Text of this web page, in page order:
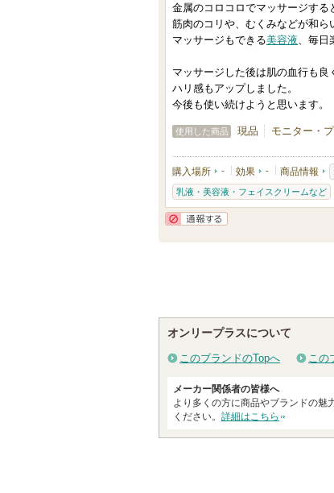
ー
に
気
入
り
登
録
さ
金属のコロコロでマッサージする
筋肉のコリや、むくみなどが和ら
マッサージもできる美容液、毎日
マッサージした後は肌の血行も良
ハリ感もアップしました。
今後も使い続けようと思います。
使用した商品 現品 モニター・
購入場所 - 効果 - 商品情報
乳液・美容液・フェイスクリームなど
オンリープラスについて
このブランドのTopへ この
メーカー関係者の皆様へ
より多くの方に商品やブランドの魅
ください。 詳細はこちら